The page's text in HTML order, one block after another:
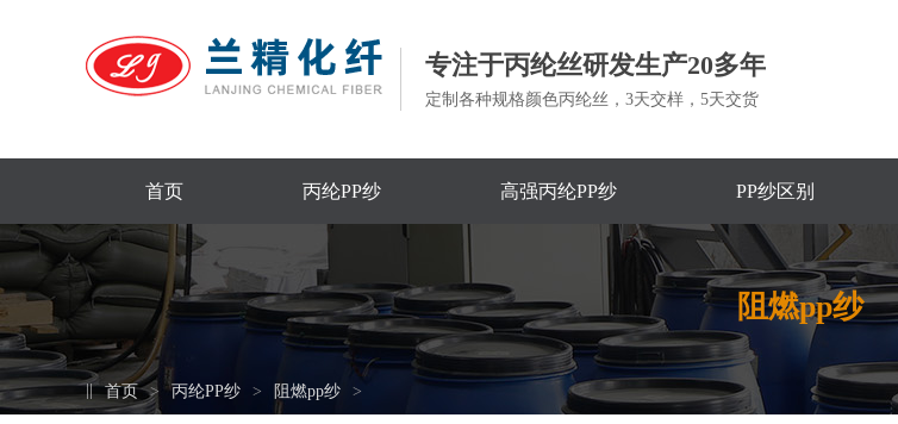
专注于丙纶丝研发生产20多年
定制各种规格颜色丙纶丝，3天交样，5天交货
首页 丙纶PP纱 高强丙纶PP纱 PP纱区别
阻燃pp纱
首页 丙纶PP纱 阻燃pp纱